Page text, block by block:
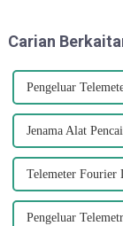
menghasilkan
Carian
Pengeluar
Jenama Alat
Telemeter Fourier
Pengeluar